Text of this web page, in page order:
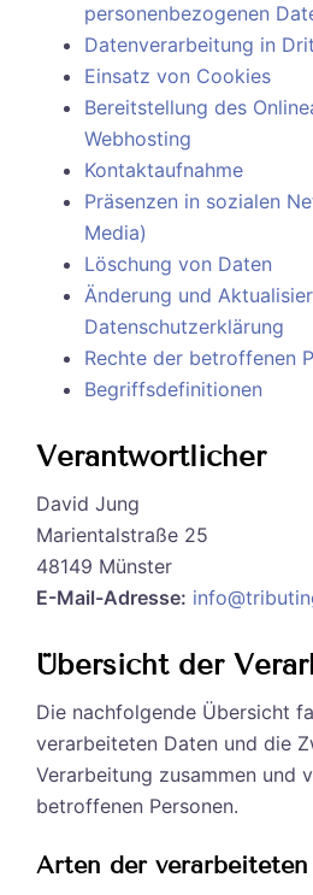
personenbezogenen
Datenverarbeitung in
Einsatz von Cookies
Bereitstellung des
Webhosting
Kontaktaufnahme
Präsenzen in sozialen
Media)
Löschung von Daten
Änderung und
Datenschutzerklärung
Rechte der betroffenen
Begriffsdefinitionen
Verantwortlicher
David Jung
Marientalstraße 25
48149 Münster
E-Mail-Adresse:
Übersicht der
Die nachfolgende Übersicht
verarbeiteten Daten und die
Verarbeitung zusammen und
betroffenen Personen.
Arten der